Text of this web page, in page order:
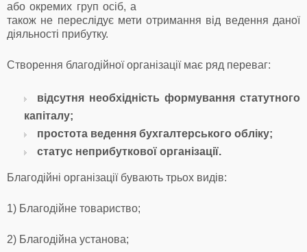
або окремих груп осіб, а
також не переслідує мети отримання від ведення даної
діяльності прибутку.
Створення благодійної організації має ряд переваг:
відсутня необхідність формування статутного
капіталу;
простота ведення бухгалтерського обліку;
статус неприбуткової організації.
Благодійні організації бувають трьох видів:
1) Благодійне товариство;
2) Благодійна установа;